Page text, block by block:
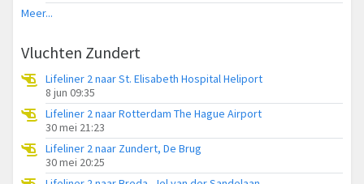
Meer...
Vluchten Zundert
Lifeliner 2 naar St. Elisabeth Hospital Heliport
8 jun 09:35
Lifeliner 2 naar Rotterdam The Hague Airport
30 mei 21:23
Lifeliner 2 naar Zundert, De Brug
30 mei 20:25